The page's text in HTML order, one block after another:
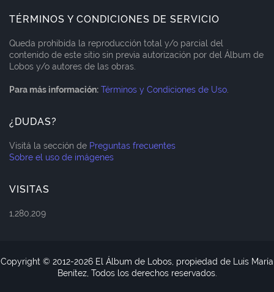
TÉRMINOS Y CONDICIONES DE SERVICIO
Queda prohibida la reproducción total y/o parcial del
contenido de este sitio sin previa autorización por del Álbum de
Lobos y/o autores de las obras.
Para más información: Términos y Condiciones de Uso
¿DUDAS?
Visitá la sección de Preguntas frecuentes
Sobre el uso de imágenes
VISITAS
1,280,209
Copyright © 2012-2026 El Álbum de Lobos, propiedad de Luis María
Benítez, Todos los derechos reservados.